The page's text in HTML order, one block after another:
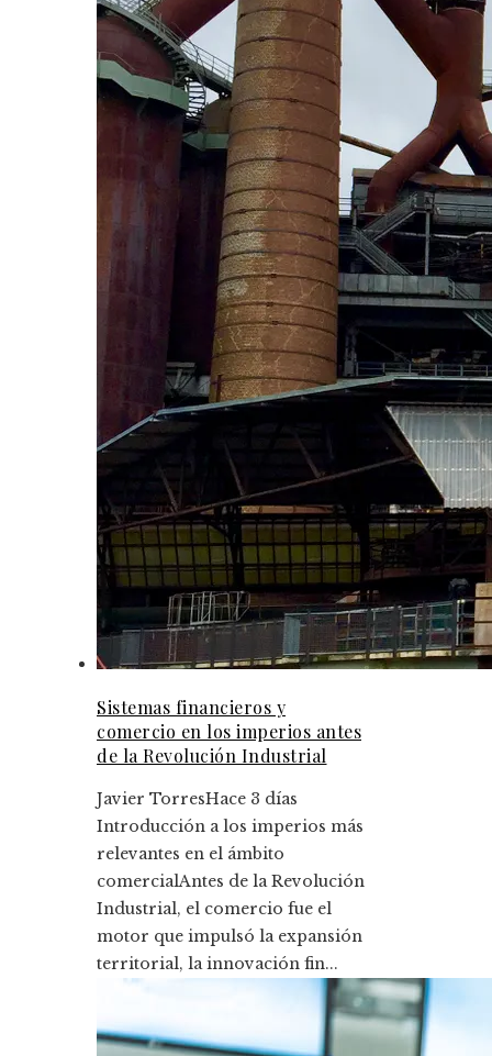
Sistemas financieros y
comercio en los imperios antes
de la Revolución Industrial
Javier TorresHace 3 días
Introducción a los imperios más
relevantes en el ámbito
comercialAntes de la Revolución
Industrial, el comercio fue el
motor que impulsó la expansión
territorial, la innovación fin...